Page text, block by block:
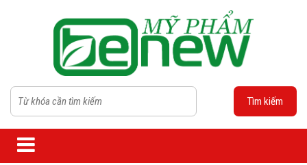
Tìm kiếm